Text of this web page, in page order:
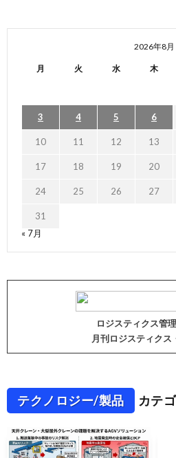
2026年8月
月 火 水 木
3 4 5 6
10 11 12 13
17 18 19 20
24 25 26 27
31
« 7月
ロジスティクス管
月刊ロジスティクス
テクノロジー/製品 カテ